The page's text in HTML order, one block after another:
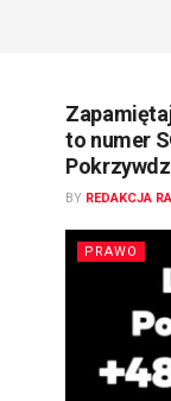
to numer
BY REDAKCJA
PRAWO